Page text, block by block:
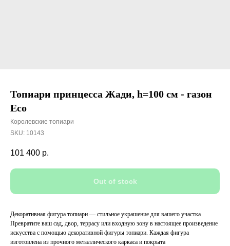
Топиари принцесса Жади, h=100 см - газон
Eco
Королевские топиари
SKU: 10143
101 400 р.
Out of stock
Декоративная фигура топиари — стильное украшение для вашего участка
Превратите ваш сад, двор, террасу или входную зону в настоящее произведение
искусства с помощью декоративной фигуры топиари. Каждая фигура
изготовлена из прочного металлического каркаса и покрыта